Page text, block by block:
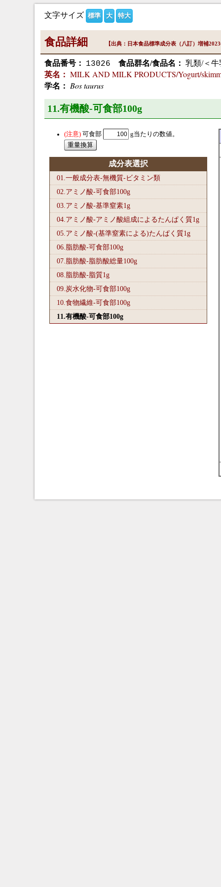
文字サイズ 標準 大 特大
食品詳細 【出典：日本食品標準成分表（八訂）増補
食品番号： 13026 食品群名/食品名： 乳類/＜
英名： MILK AND MILK PRODUCTS/Yogurt/
学名： Bos taurus
11.有機酸-可食部100g
可食部 g当たりの数値。
成分表選択
01.一般成分表-無機質-ビタミン類
02.アミノ酸-可食部100g
03.アミノ酸-基準窒素1g
04.アミノ酸-アミノ酸組成によるたんぱく質1g
05.アミノ酸-(基準窒素による)たんぱく質1g
06.脂肪酸-可食部100g
07.脂肪酸-脂肪酸総量100g
08.脂肪酸-脂質1g
09.炭水化物-可食部100g
10.食物繊維-可食部100g
11.有機酸-可食部100g